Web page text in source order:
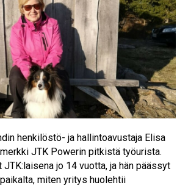
henkilöstö- ja hallintoavustaja Elisa
JTK Powerin pitkistä työurista.
jo 14 vuotta, ja hän päässyt
miten yritys huolehtii